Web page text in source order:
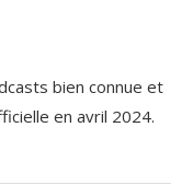
bien connue et
en avril 2024.